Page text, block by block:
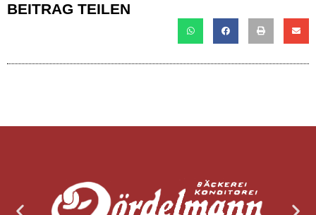
BEITRAG TEILEN